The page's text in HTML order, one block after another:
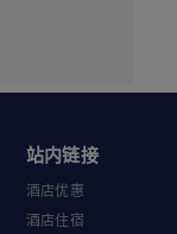
站内链接
酒店优惠
酒店住宿